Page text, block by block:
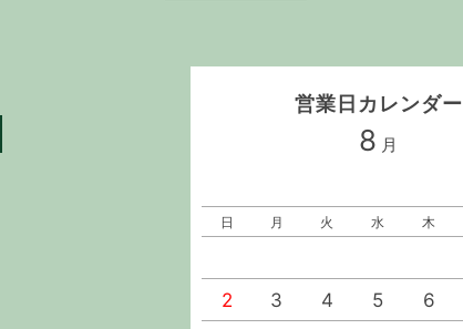
営業日カレンダー
8 月
日 月 火 水 木
2
3 4 5 6